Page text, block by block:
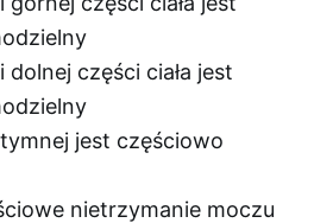
dolnej części ciała jest
jest częściowo
nietrzymanie moczu